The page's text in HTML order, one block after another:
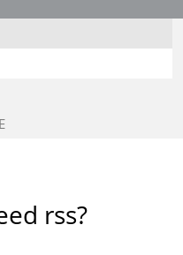
rss?